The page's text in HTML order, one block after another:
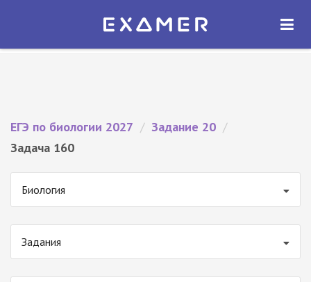
Экзамер — ЕГЭ 2027
ОТКРЫТЬ
ЕГЭ по биологии 2027 / Задание 20 /
Задача 160
Биология
Задания